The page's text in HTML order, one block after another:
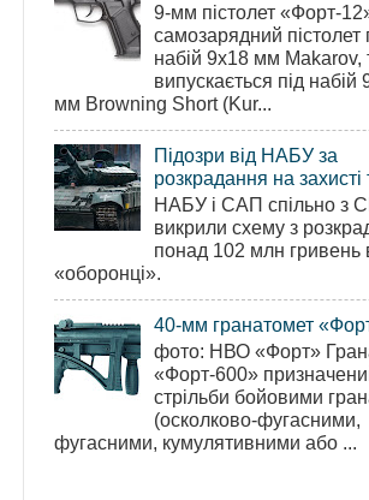
9-мм пістолет «Форт-
самозарядний пістолет
набій 9х18 мм Makarov,
випускається під набій
мм Browning Short (Kur...
Підозри від НАБУ за
розкрадання на захисті
НАБУ і САП спільно з
викрили схему з
понад 102 млн гривень
«оборонці».
40-мм гранатомет
фото: НВО «Форт»
«Форт-600»
стрільби бойовими
(осколково-фугасними,
фугасними, кумулятивними або ...